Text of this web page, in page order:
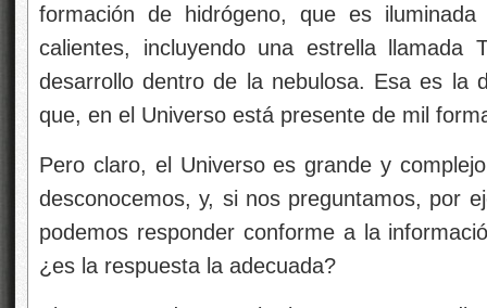
formación de hidrógeno, que es
calientes, incluyendo una estrella
desarrollo dentro de la nebulosa. Esa es la
que, en el Universo está presente de mil
Pero claro, el Universo es grande y
desconocemos, y, si nos preguntamos, por
podemos responder conforme a la
¿es la respuesta la adecuada?